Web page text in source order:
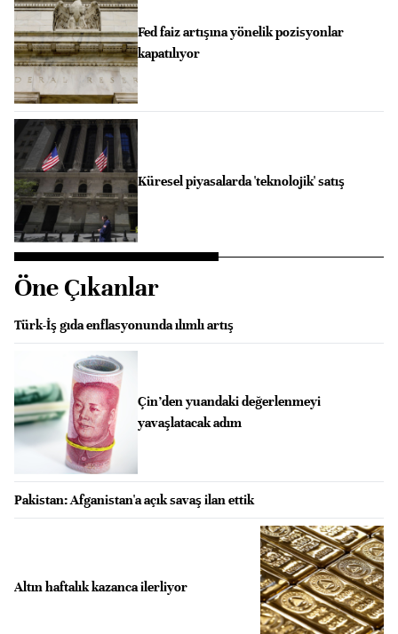
Fed faiz artışına yönelik pozisyonlar
kapatılıyor
Küresel piyasalarda 'teknolojik' satış
Öne Çıkanlar
Türk-İş gıda enflasyonunda ılımlı artış
Çin’den yuandaki değerlenmeyi
yavaşlatacak adım
Pakistan: Afganistan'a açık savaş ilan ettik
Altın haftalık kazanca ilerliyor